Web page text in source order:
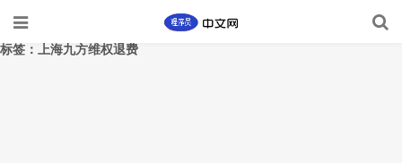
标签：上海九方维权退费